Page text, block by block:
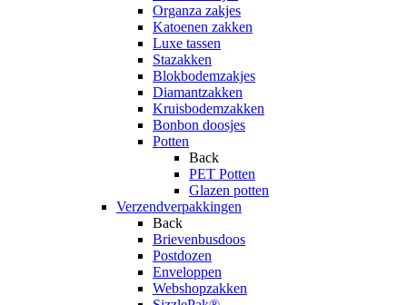
Organza zakjes
Katoenen zakken
Luxe tassen
Stazakken
Blokbodemzakjes
Diamantzakken
Kruisbodemzakken
Bonbon doosjes
Potten
Back
PET Potten
Glazen potten
Verzendverpakkingen
Back
Brievenbusdoos
Postdozen
Enveloppen
Webshopzakken